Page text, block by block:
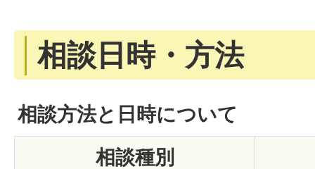
相談日時・方法
相談方法と日時について
相談種別